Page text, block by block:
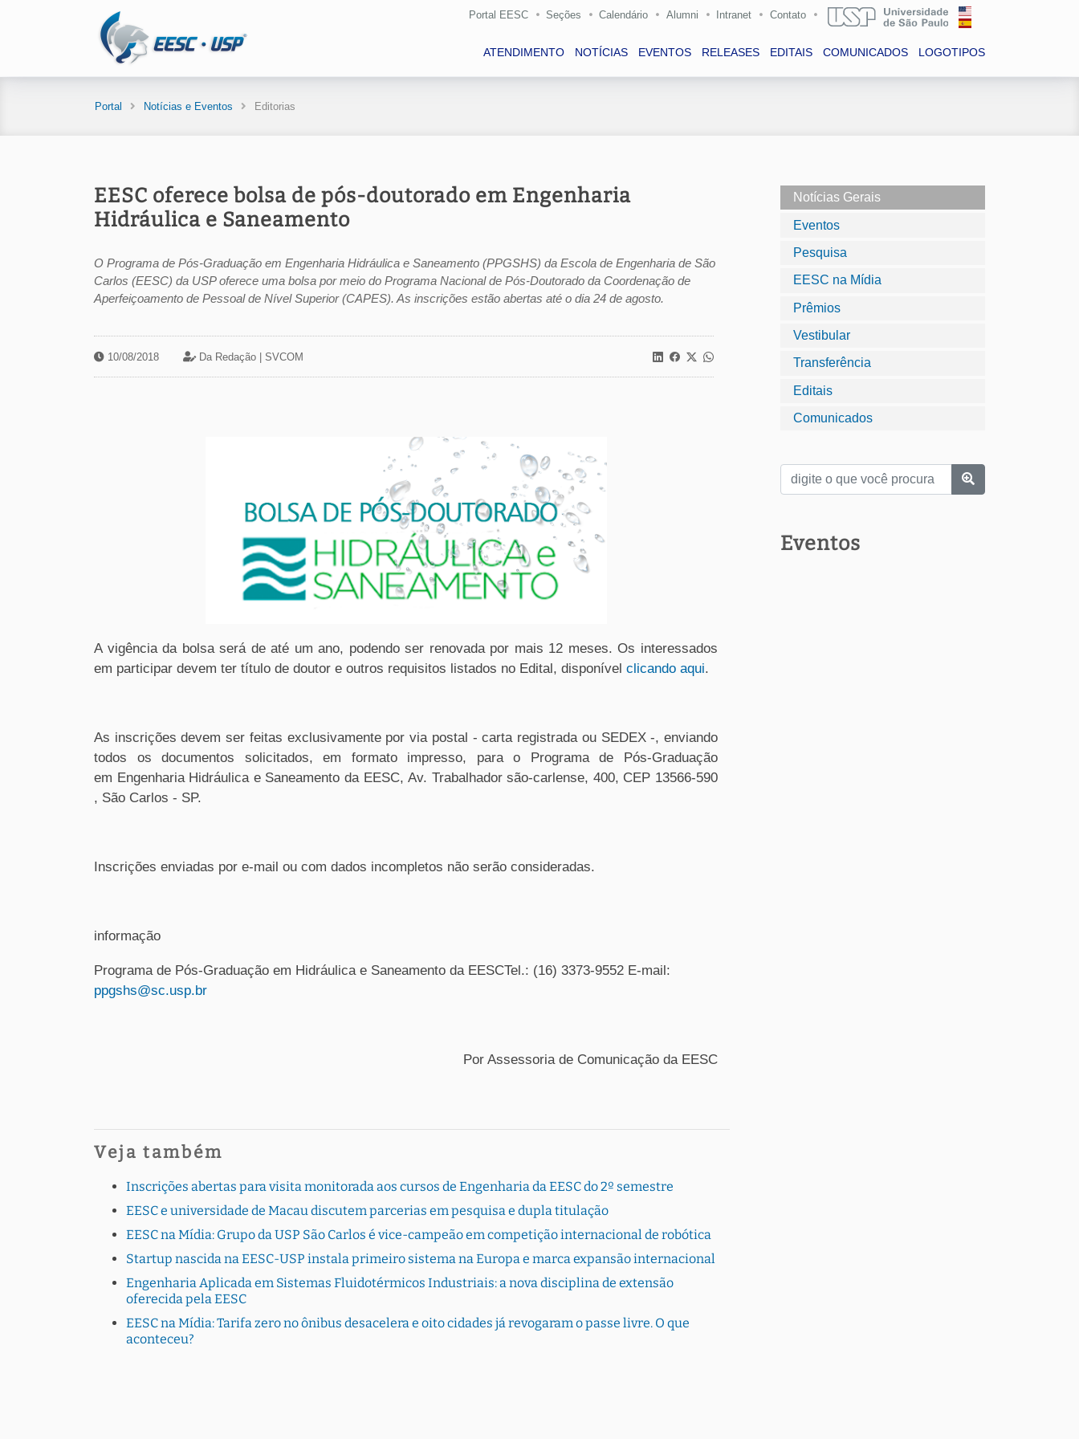
Portal EESC Seções Calendário Alumni Intranet Contato
ATENDIMENTO NOTÍCIAS EVENTOS RELEASES EDITAIS COMUNICADOS LOGOTIPOS
Portal Notícias e Eventos Editorias
EESC oferece bolsa de pós-doutorado em Engenharia
Hidráulica e Saneamento
O Programa de Pós-Graduação em Engenharia Hidráulica e Saneamento (PPGSHS) da Escola de Engenharia de São
Carlos (EESC) da USP oferece uma bolsa por meio do Programa Nacional de Pós-Doutorado da Coordenação de
Aperfeiçoamento de Pessoal de Nível Superior (CAPES). As inscrições estão abertas até o dia 24 de agosto.
10/08/2018 Da Redação | SVCOM
A vigência da bolsa será de até um ano, podendo ser renovada por mais 12 meses. Os interessados
em participar devem ter título de doutor e outros requisitos listados no Edital, disponível clicando aqui.
As inscrições devem ser feitas exclusivamente por via postal - carta registrada ou SEDEX -, enviando
todos os documentos solicitados, em formato impresso, para o Programa de Pós-Graduação
em Engenharia Hidráulica e Saneamento da EESC, Av. Trabalhador são-carlense, 400, CEP 13566-590
, São Carlos - SP.
Inscrições enviadas por e-mail ou com dados incompletos não serão consideradas.
informação
Programa de Pós-Graduação em Hidráulica e Saneamento da EESCTel.: (16) 3373-9552 E-mail:
ppgshs@sc.usp.br
Por Assessoria de Comunicação da EESC
Veja também
Inscrições abertas para visita monitorada aos cursos de Engenharia da EESC do 2º semestre
EESC e universidade de Macau discutem parcerias em pesquisa e dupla titulação
EESC na Mídia: Grupo da USP São Carlos é vice-campeão em competição internacional de robótica
Startup nascida na EESC-USP instala primeiro sistema na Europa e marca expansão internacional
Engenharia Aplicada em Sistemas Fluidotérmicos Industriais: a nova disciplina de extensão
oferecida pela EESC
EESC na Mídia: Tarifa zero no ônibus desacelera e oito cidades já revogaram o passe livre. O que
aconteceu?
Notícias Gerais
Eventos
Pesquisa
EESC na Mídia
Prêmios
Vestibular
Transferência
Editais
Comunicados
Eventos